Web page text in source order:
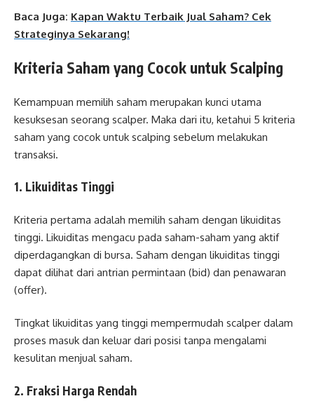
Baca Juga: Kapan Waktu Terbaik Jual Saham? Cek
Strateginya Sekarang!
Kriteria Saham yang Cocok untuk Scalping
Kemampuan memilih saham merupakan kunci utama
kesuksesan seorang scalper. Maka dari itu, ketahui 5 kriteria
saham yang cocok untuk scalping sebelum melakukan
transaksi.
1. Likuiditas Tinggi
Kriteria pertama adalah memilih saham dengan likuiditas
tinggi. Likuiditas mengacu pada saham-saham yang aktif
diperdagangkan di bursa. Saham dengan likuiditas tinggi
dapat dilihat dari antrian permintaan (bid) dan penawaran
(offer).
Tingkat likuiditas yang tinggi mempermudah scalper dalam
proses masuk dan keluar dari posisi tanpa mengalami
kesulitan menjual saham.
2. Fraksi Harga Rendah